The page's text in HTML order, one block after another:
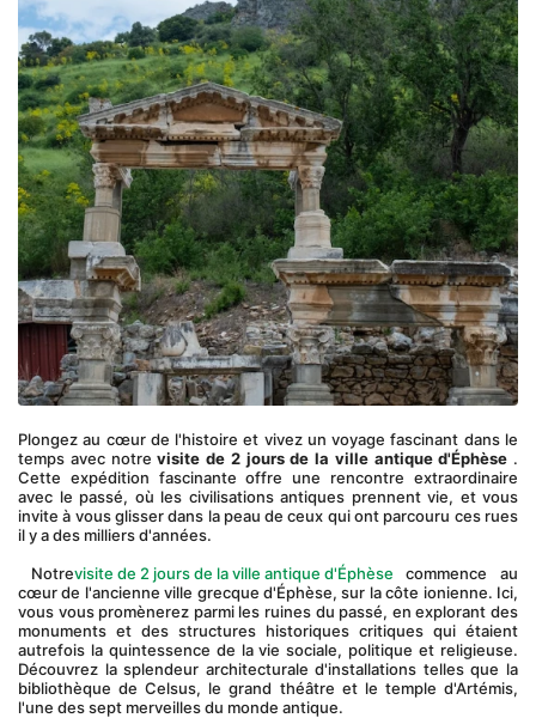
Plongez au cœur de l'histoire et vivez un voyage fascinant dans le
temps avec notre visite de 2 jours de la ville antique d'Éphèse .
Cette expédition fascinante offre une rencontre extraordinaire
avec le passé, où les civilisations antiques prennent vie, et vous
invite à vous glisser dans la peau de ceux qui ont parcouru ces rues
il y a des milliers d'années.
Notrevisite de 2 jours de la ville antique d'Éphèse commence au
cœur de l'ancienne ville grecque d'Éphèse, sur la côte ionienne. Ici,
vous vous promènerez parmi les ruines du passé, en explorant des
monuments et des structures historiques critiques qui étaient
autrefois la quintessence de la vie sociale, politique et religieuse.
Découvrez la splendeur architecturale d'installations telles que la
bibliothèque de Celsus, le grand théâtre et le temple d'Artémis,
l'une des sept merveilles du monde antique.